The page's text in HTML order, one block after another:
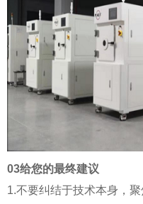
03给您的最终建议
1.不要纠结于技术本身，